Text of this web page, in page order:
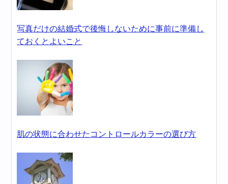
写真だけの結婚式で後悔しないために事前に準備し
ておくとよいこと
肌の状態に合わせたコントロールカラーの選び方